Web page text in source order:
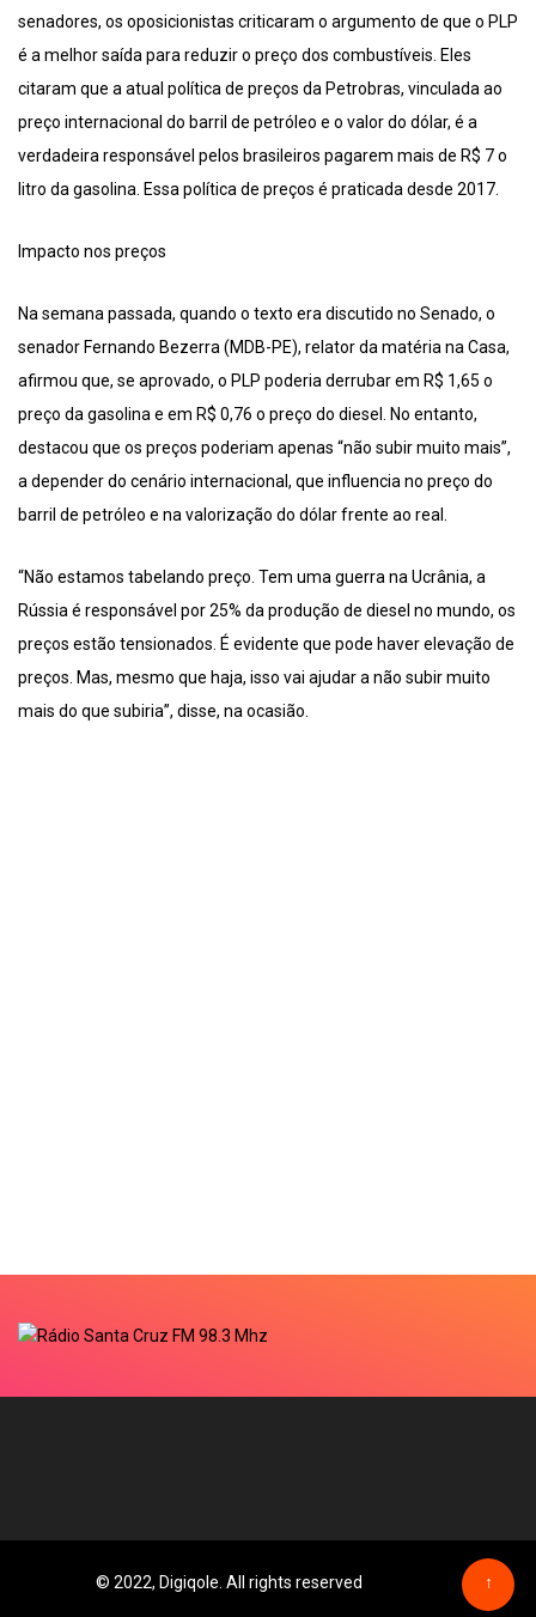
senadores, os oposicionistas criticaram o argumento de que o PLP
é a melhor saída para reduzir o preço dos combustíveis. Eles
citaram que a atual política de preços da Petrobras, vinculada ao
preço internacional do barril de petróleo e o valor do dólar, é a
verdadeira responsável pelos brasileiros pagarem mais de R$ 7 o
litro da gasolina. Essa política de preços é praticada desde 2017.
Impacto nos preços
Na semana passada, quando o texto era discutido no Senado, o
senador Fernando Bezerra (MDB-PE), relator da matéria na Casa,
afirmou que, se aprovado, o PLP poderia derrubar em R$ 1,65 o
preço da gasolina e em R$ 0,76 o preço do diesel. No entanto,
destacou que os preços poderiam apenas “não subir muito mais”,
a depender do cenário internacional, que influencia no preço do
barril de petróleo e na valorização do dólar frente ao real.
“Não estamos tabelando preço. Tem uma guerra na Ucrânia, a
Rússia é responsável por 25% da produção de diesel no mundo, os
preços estão tensionados. É evidente que pode haver elevação de
preços. Mas, mesmo que haja, isso vai ajudar a não subir muito
mais do que subiria”, disse, na ocasião.
© 2022, Digiqole. All rights reserved ↑